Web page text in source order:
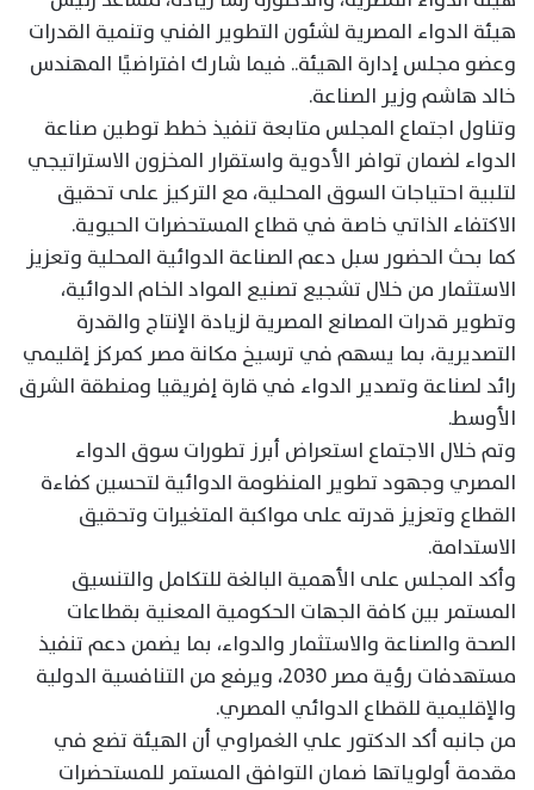
هيئة الدواء المصرية لشئون التطوير الفني وتنمية القدرات
وعضو مجلس إدارة الهيئة.. فيما شارك افتراضيًا المهندس
خالد هاشم وزير الصناعة.
​وتناول اجتماع المجلس متابعة تنفيذ خطط توطين صناعة
الدواء لضمان توافر الأدوية واستقرار المخزون الاستراتيجي
لتلبية احتياجات السوق المحلية، مع التركيز على تحقيق
الاكتفاء الذاتي خاصة في قطاع المستحضرات الحيوية.
كما بحث الحضور سبل دعم الصناعة الدوائية المحلية وتعزيز
الاستثمار من خلال تشجيع تصنيع المواد الخام الدوائية،
وتطوير قدرات المصانع المصرية لزيادة الإنتاج والقدرة
التصديرية، بما يسهم في ترسيخ مكانة مصر كمركز إقليمي
رائد لصناعة وتصدير الدواء في قارة إفريقيا ومنطقة الشرق
الأوسط.
وتم خلال الاجتماع استعراض أبرز تطورات سوق الدواء
المصري وجهود تطوير المنظومة الدوائية لتحسين كفاءة
القطاع وتعزيز قدرته على مواكبة المتغيرات وتحقيق
الاستدامة.
وأكد المجلس على الأهمية البالغة للتكامل والتنسيق
المستمر بين كافة الجهات الحكومية المعنية بقطاعات
الصحة والصناعة والاستثمار والدواء، بما يضمن دعم تنفيذ
مستهدفات رؤية مصر 2030، ويرفع من التنافسية الدولية
والإقليمية للقطاع الدوائي المصري.
من جانبه أكد الدكتور علي الغمراوي أن الهيئة تضع في
مقدمة أولوياتها ضمان التوافق المستمر للمستحضرات